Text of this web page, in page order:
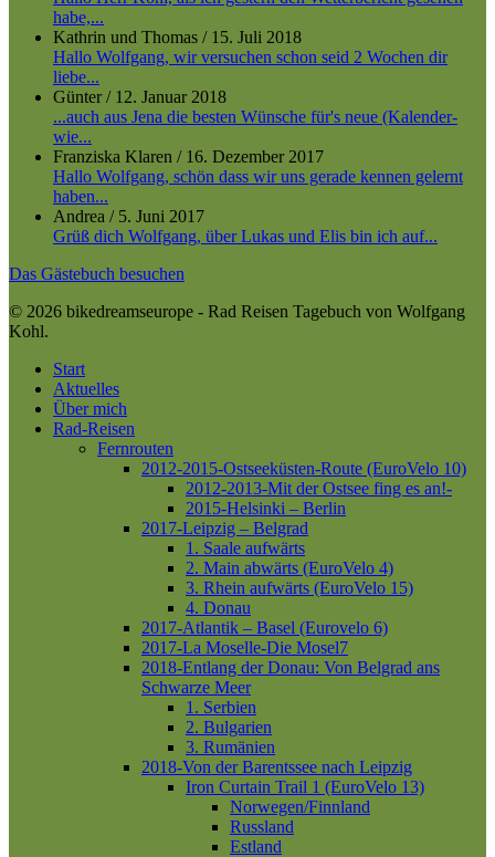
habe,...
Kathrin und Thomas / 15. Juli 2018
Hallo Wolfgang, wir versuchen schon seid 2 Wochen dir
liebe...
Günter/ 12. Januar 2018
...auch aus Jena die besten Wünsche für's neue (Kalender-
wie...
Franziska Klaren / 16. Dezember 2017
Hallo Wolfgang, schön dass wir uns gerade kennen gelernt
haben...
Andrea / 5. Juni 2017
Grüß dich Wolfgang, über Lukas und Elis bin ich auf...
Das Gästebuch besuchen
© 2026 bikedreamseurope - Rad Reisen Tagebuch von Wolfgang
Kohl.
Close
Menu
Start
Aktuelles
Über mich
Rad-Reisen
Fernrouten
2012-2015-Ostseeküsten-Route (EuroVelo 10)
2012-2013-Mit der Ostsee fing es an!-
2015-Helsinki – Berlin
2017-Leipzig – Belgrad
1. Saale aufwärts
2. Main abwärts (EuroVelo 4)
3. Rhein aufwärts (EuroVelo 15)
4. Donau
2017-Atlantik – Basel (Eurovelo 6)
2017-La Moselle-Die Mosel7
2018-Entlang der Donau: Von Belgrad ans
Schwarze Meer
1. Serbien
2. Bulgarien
3. Rumänien
2018-Von der Barentssee nach Leipzig
Iron Curtain Trail 1 (EuroVelo 13)
Norwegen/Finnland
Russland
Estland